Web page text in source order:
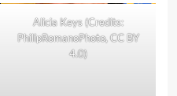
Alicia Keys (Credits:
PhilipRomanoPhoto,CC BY
4.0)